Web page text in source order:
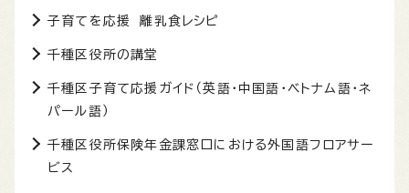
子育てを応援 離乳食レシピ
千種区役所の講堂
千種区子育て応援ガイド（英語・中国語・ベトナム語・ネ
パール語）
千種区役所保険年金課窓口における外国語フロアサー
ビス